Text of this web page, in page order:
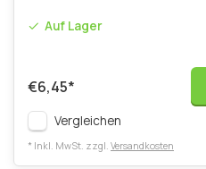
Auf Lager
€6,45*
Vergleichen
* Inkl. MwSt. zzgl. Versandkosten